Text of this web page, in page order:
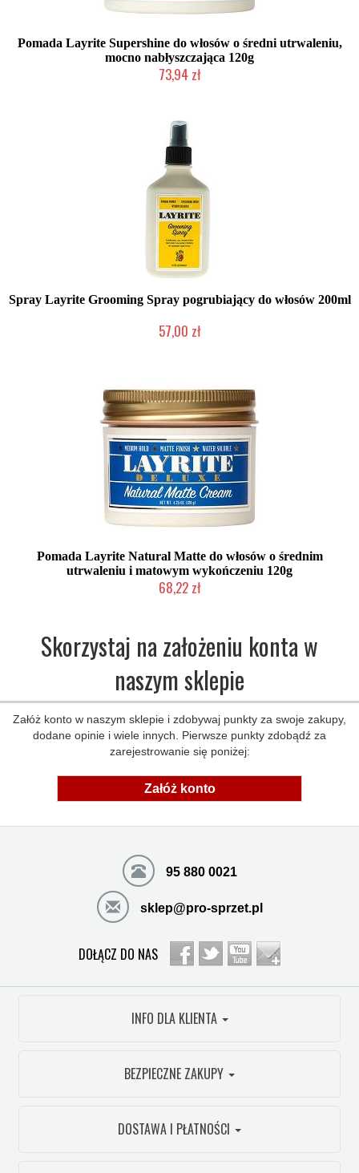
Pomada Layrite Supershine do włosów o średni utrwaleniu,
mocno nabłyszczająca 120g
73,94 zł
Spray Layrite Grooming Spray pogrubiający do włosów 200ml
57,00 zł
Pomada Layrite Natural Matte do włosów o średnim
utrwaleniu i matowym wykończeniu 120g
68,22 zł
Skorzystaj na założeniu konta w
naszym sklepie
Załóż konto w naszym sklepie i zdobywaj punkty za swoje zakupy,
dodane opinie i wiele innych. Pierwsze punkty zdobądź za
zarejestrowanie się poniżej:
Załóż konto
95 880 0021
sklep@pro-sprzet.pl
DOŁĄCZ DO NAS
INFO DLA KLIENTA
BEZPIECZNE ZAKUPY
DOSTAWA I PŁATNOŚCI